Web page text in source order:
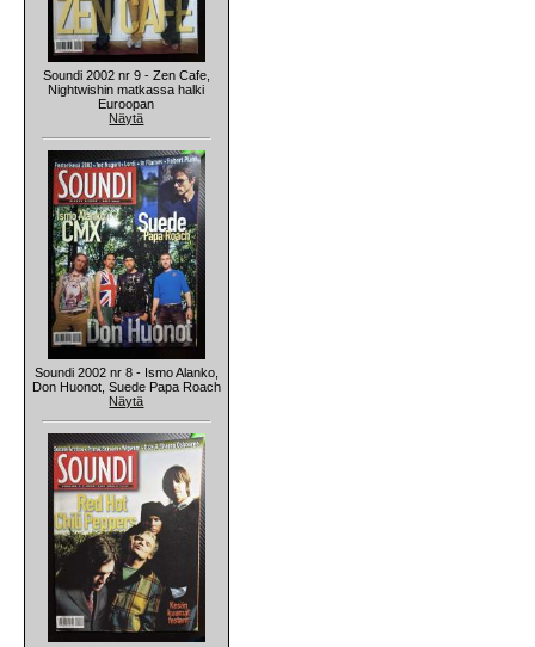
Soundi 2002 nr 9 - Zen Cafe,
Nightwishin matkassa halki
Euroopan
Näytä
Soundi 2002 nr 8 - Ismo Alanko,
Don Huonot, Suede Papa Roach
Näytä